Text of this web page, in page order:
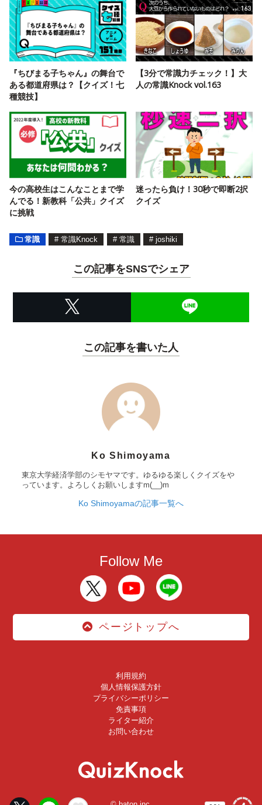
『ちびまる子ちゃん』の舞台で
ある都道府県は？【クイズ！七
種競技】
【3分で常識力チェック！】大
人の常識Knock vol.163
今の高校生はこんなことまで学
んでる！新教科「公共」クイズ
に挑戦
迷ったら負け！30秒で即断2択
クイズ
常識 # 常識Knock # 常識 # joshiki
この記事をSNSでシェア
この記事を書いた人
Ko Shimoyama
東京大学経済学部のシモヤマです。ゆるゆる楽しくクイズをや
っています。よろしくお願いしますm(__)m
Ko Shimoyamaの記事一覧へ
Follow Me
ページトップへ
利用規約
個人情報保護方針
プライバシーポリシー
免責事項
ライター紹介
お問い合わせ